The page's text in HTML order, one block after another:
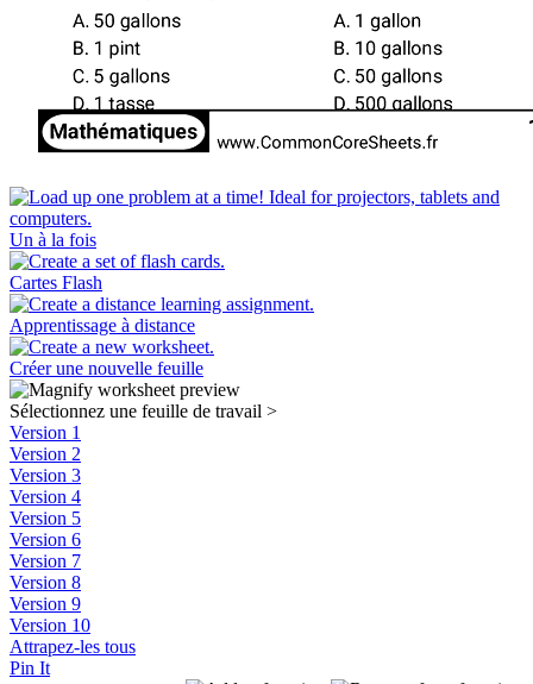
Un à la fois
Cartes Flash
Apprentissage à distance
Créer une nouvelle feuille
Sélectionnez une feuille de travail >
Version 1
Version 2
Version 3
Version 4
Version 5
Version 6
Version 7
Version 8
Version 9
Version 10
Attrapez-les tous
Pin It